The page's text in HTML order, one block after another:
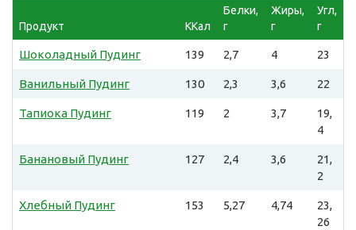
Продукт ККал
Белки,
г
Жиры,
г
Угл,
г
Шоколадный Пудинг 139 2,7 4 23
Ванильный Пудинг 130 2,3 3,6 22
Тапиока Пудинг 119 2 3,7
19,
4
Банановый Пудинг 127 2,4 3,6
21,
2
Хлебный Пудинг 153 5,27 4,74
23,
26